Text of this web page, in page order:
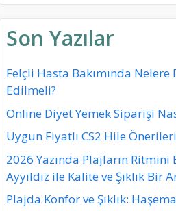
Son Yazılar
Felçli Hasta Bakımında Nelere
Edilmeli?
Online Diyet Yemek Siparişi
Uygun Fiyatlı CS2 Hile
2026 Yazında Plajların Ritmini
Ayyıldız ile Kalite ve Şıklık Bir
Plajda Konfor ve Şıklık: Haşema